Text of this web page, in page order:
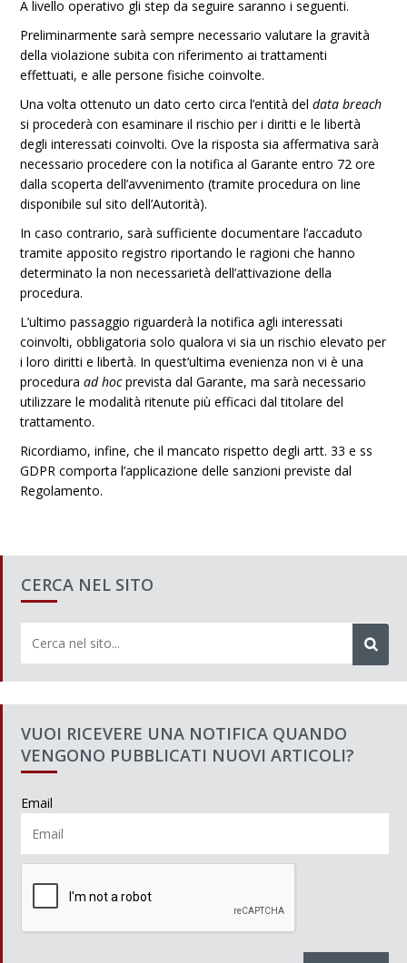
A livello operativo gli step da seguire saranno i seguenti.
Preliminarmente sarà sempre necessario valutare la gravità
della violazione subita con riferimento ai trattamenti
effettuati, e alle persone fisiche coinvolte.
Una volta ottenuto un dato certo circa l’entità deldata breach
si procederà con esaminare il rischio per i diritti e le libertà
degli interessati coinvolti. Ove la risposta sia affermativa sarà
necessario procedere con la notifica al Garante entro 72 ore
dalla scoperta dell’avvenimento (tramite procedura on line
disponibile sul sito dell’Autorità).
In caso contrario, sarà sufficiente documentare l’accaduto
tramite apposito registro riportando le ragioni che hanno
determinato la non necessarietà dell’attivazione della
procedura.
L’ultimo passaggio riguarderà la notifica agli interessati
coinvolti, obbligatoria solo qualora vi sia un rischio elevato per
i loro diritti e libertà. In quest’ultima evenienza non vi è una
proceduraad hocprevista dal Garante, ma sarà necessario
utilizzare le modalità ritenute più efficaci dal titolare del
trattamento.
Ricordiamo, infine, che il mancato rispetto degli artt. 33 e ss
GDPR comporta l’applicazione delle sanzioni previste dal
Regolamento.
CERCA NEL SITO
VUOI RICEVERE UNA NOTIFICA QUANDO
VENGONO PUBBLICATI NUOVI ARTICOLI?
Email